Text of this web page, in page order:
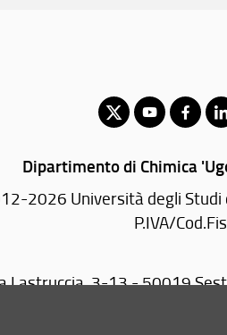
Dipartimento di Chimica
2026 Università degli Studi
P.IVA/
Lastruccia, 3-13 - 50019